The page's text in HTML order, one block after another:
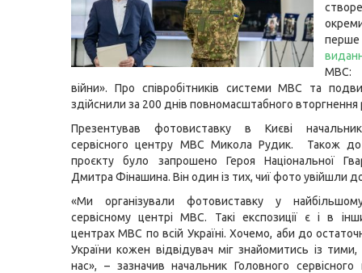
МВС:
війни». Про співробітників системи МВС та
здійснили за 200 днів повномасштабного вторгнення
Презентував фотовиставку в Києві
сервісного центру МВС Микола Рудик. Також до
проєкту було запрошено Героя Національної
Дмитра Фінашина. Він один із тих, чиї фото увійшли
«Ми організували фотовиставку у
сервісному центрі МВС. Такі експозиції є і в
центрах МВС по всій Україні. Хочемо, аби до
України кожен відвідувач міг знайомитись із
нас», – зазначив начальник Головного